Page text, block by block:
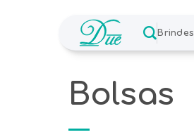
Brindes
Bolsas